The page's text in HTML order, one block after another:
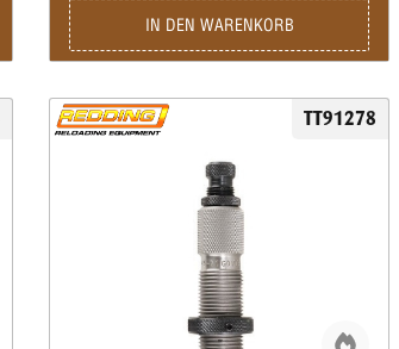
IN DEN WARENKORB
TT91278